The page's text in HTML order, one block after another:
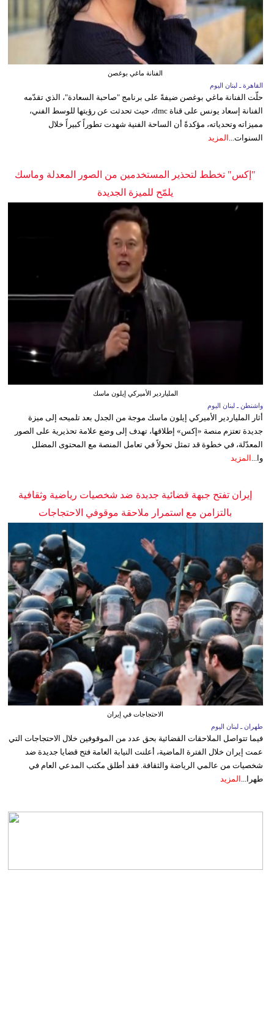
الفنانة ماغي بوغصن
القاهرة ـ لبنان اليوم
حلّت الفنانة ماغي بوغصن ضيفةً على برنامج "صاحبة السعادة"، الذي تقدّمه
الفنانة إسعاد يونس على قناة dmc، حيث تحدثت عن رؤيتها للوسط الفني،
مميزاته وتحدياته، مؤكدةً أن الساحة الفنية شهدت تطوراً كبيراً خلال
السنوات... المزيد
"إكس" تخطط لتحذير المستخدمين من الصور المعدلة وماسك
يلمّح للميزة الجديدة
الملياردير الأميركي إيلون ماسك
واشنطن ـ لبنان اليوم
أثار الملياردير الأميركي إيلون ماسك موجة من الجدل بعد تلميحه إلى ميزة
جديدة تعتزم منصة «إكس» إطلاقها، تهدف إلى وضع علامة تحذيرية على الصور
المعدّلة، في خطوة قد تمثل تحولاً في تعامل المنصة مع المحتوى المضلل
وا... المزيد
إيران تفتح جبهة قضائية جديدة ضد شخصيات رياضية وثقافية
بالتزامن مع استمرار ملاحقة موقوفي الاحتجاجات
الاحتجاجات في إيران
طهران ـ لبنان اليوم
فيما تتواصل الملاحقات القضائية بحق عدد من الموقوفين خلال الاحتجاجات التي
عمت إيران خلال الفترة الماضية، أعلنت النيابة العامة فتح قضايا جديدة ضد
شخصيات من عالمي الرياضة والثقافة. فقد أطلق مكتب المدعي العام في
طهرا... المزيد